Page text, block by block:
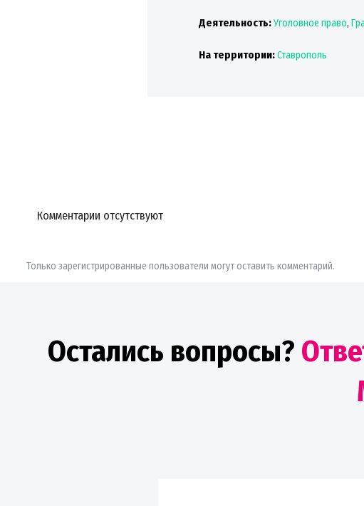
Деятельность:Уголовное право,
На территории:Ставрополь
Комментарии отсутствуют
Только зарегистрированные пользователи могут оставить комментарий.
Остались вопросы?